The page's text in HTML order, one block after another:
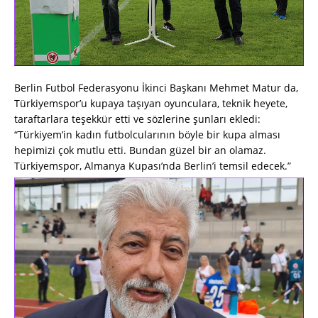
Berlin Futbol Federasyonu İkinci Başkanı Mehmet Matur da,
Türkiyemspor’u kupaya taşıyan oyunculara, teknik heyete,
taraftarlara teşekkür etti ve sözlerine şunları ekledi:
“Türkiyem’in kadın futbolcularının böyle bir kupa alması
hepimizi çok mutlu etti. Bundan güzel bir an olamaz.
Türkiyemspor, Almanya Kupası’nda Berlin’i temsil edecek.”